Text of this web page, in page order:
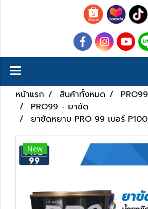
หน้าแรก สินค้าทั้งหมด
PRO99
PRO99 - ยาขัด
ยาขัดหยาบ PRO 99 เบอร์ P100
New